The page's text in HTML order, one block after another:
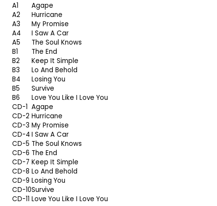
A1
Agape
A2
Hurricane
A3
My Promise
A4
I Saw A Car
A5
The Soul Knows
B1
The End
B2
Keep It Simple
B3
Lo And Behold
B4
Losing You
B5
Survive
B6
Love You Like I Love You
CD-1 Agape
CD-2 Hurricane
CD-3 My Promise
CD-4 I Saw A Car
CD-5 The Soul Knows
CD-6 The End
CD-7 Keep It Simple
CD-8 Lo And Behold
CD-9 Losing You
CD-10Survive
CD-11 Love You Like I Love You